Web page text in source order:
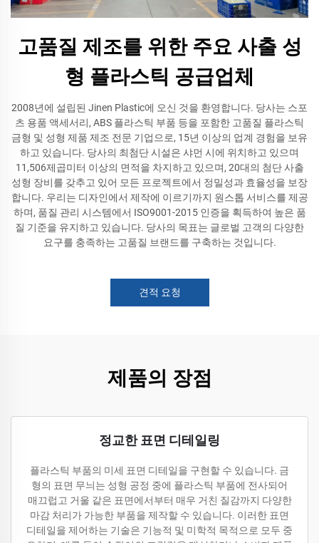
고품질 제조를 위한 주요 사출 성
형 플라스틱 공급업체
2008년에 설립된 Jinen Plastic에 오신 것을 환영합니다. 당사는 스포
츠 용품 액세서리, ABS 플라스틱 부품 등을 포함한 고품질 플라스틱
금형 및 성형 제품 제조 전문 기업으로, 15년 이상의 업계 경험을 보유
하고 있습니다. 당사의 최첨단 시설은 샤먼 시에 위치하고 있으며
11,506제곱미터 이상의 면적을 차지하고 있으며, 20대의 첨단 사출
성형 장비를 갖추고 있어 모든 프로젝트에서 정밀성과 효율성을 보장
합니다. 우리는 디자인에서 제작에 이르기까지 원스톱 서비스를 제공
하며, 품질 관리 시스템에서 ISO9001-2015 인증을 획득하여 높은 품
질 기준을 유지하고 있습니다. 당사의 목표는 글로벌 고객의 다양한
요구를 충족하는 고품질 브랜드를 구축하는 것입니다.
견적 요청
제품의 장점
정교한 표면 디테일링
플라스틱 부품의 미세 표면 디테일을 구현할 수 있습니다. 금
형의 표면 무늬는 성형 공정 중에 플라스틱 부품에 전사되어
매끄럽고 거울 같은 표면에서부터 매우 거친 질감까지 다양한
마감 처리가 가능한 부품을 제작할 수 있습니다. 이러한 표면
디테일을 제어하는 기술은 기능적 및 미학적 목적으로 모두 중